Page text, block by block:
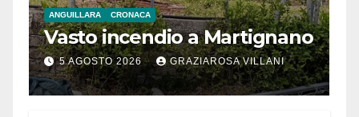
ANGUILLARA CRONACA
Vasto incendio a Martignano
5 AGOSTO 2026 GRAZIAROSA VILLANI